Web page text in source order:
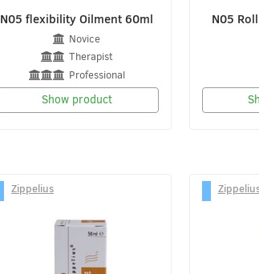
N05 flexibility Oilment 60ml
Novice
Therapist
Professional
Show product
N05
Zippelius